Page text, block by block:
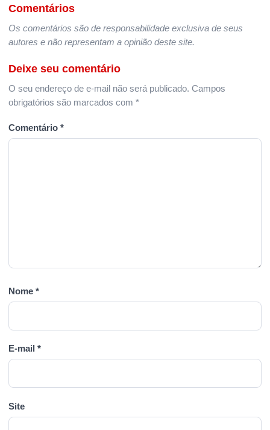
Comentários
Os comentários são de responsabilidade exclusiva de seus
autores e não representam a opinião deste site.
Deixe seu comentário
O seu endereço de e-mail não será publicado. Campos
obrigatórios são marcados com *
Comentário *
Nome *
E-mail *
Site